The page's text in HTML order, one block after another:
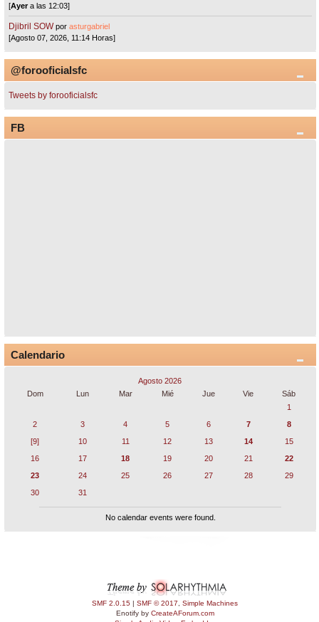
[Ayera las 12:03]
Djibril SOW porasturgabriel
[Agosto 07, 2026, 11:14 Horas]
@forooficialsfc
Tweets by forooficialsfc
FB
Calendario
Agosto 2026
Dom
Lun Mar Mié Jue Vie
Sáb
1
2
3 4 5 6 7
8
[9]
10 11 12 13 14
15
16
17 18 19 20 21
22
23
24 25 26 27 28
29
30
31
No calendar events were found.
SMF 2.0.15 | SMF © 2017
Simple Machines
Enotify by CreateAForum.com